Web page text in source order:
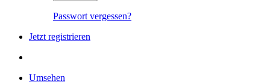
Passwort vergessen?
Jetzt registrieren
Umsehen